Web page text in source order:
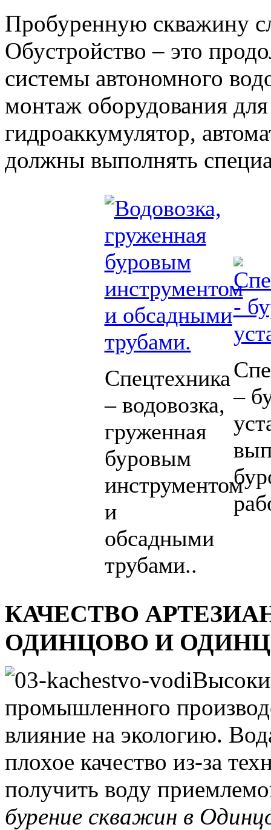
Пробуренную скважину
Обустройство – это
системы автономного
монтаж оборудования
гидроаккумулятор,
должны выполнять
Спецтехника
– водовозка,
груженная
буровым
инструментом
и
обсадными
трубами..
–
КАЧЕСТВО
ОДИНЦОВО И
промышленного
влияние на экологию.
плохое качество из-за
получить воду
бурение скважин в